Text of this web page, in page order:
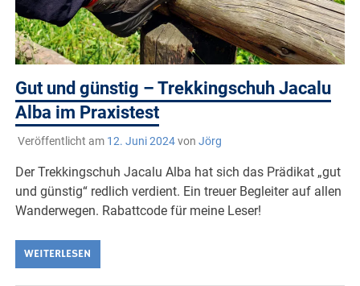
Gut und günstig – Trekkingschuh Jacalu
Alba im Praxistest
Veröffentlicht am 12. Juni 2024von Jörg
Der Trekkingschuh Jacalu Alba hat sich das Prädikat „gut
und günstig“ redlich verdient. Ein treuer Begleiter auf allen
Wanderwegen. Rabattcode für meine Leser!
WEITERLESEN